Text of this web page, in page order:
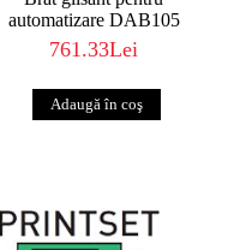
automatizare DAB105
761.33Lei